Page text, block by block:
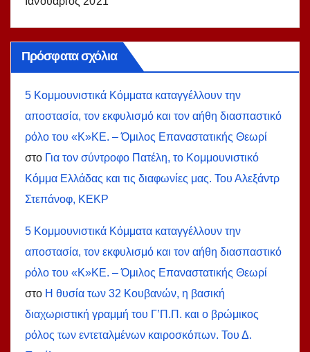
Πρόσφατα σχόλια
5 Κομμουνιστικά Κόμματα καταγγέλλουν την
αποστασία, τον εκφυλισμό και τον αήθη διασπαστικό
ρόλο του «Κ»ΚΕ. – Όμιλος Επαναστατικής Θεωρί
στο Για τον σύντροφο Πατέλη, το Κομμουνιστικό
Κόμμα Ελλάδας και τις διαφωνίες μας. Του Αλεξάντρ
Στεπάνοφ, ΚΕΚΡ
5 Κομμουνιστικά Κόμματα καταγγέλλουν την
αποστασία, τον εκφυλισμό και τον αήθη διασπαστικό
ρόλο του «Κ»ΚΕ. – Όμιλος Επαναστατικής Θεωρί
στο Η θυσία των 32 Κουβανών, η βασική
διαχωριστική γραμμή του Γ’Π.Π. και ο βρώμικος
ρόλος των εντεταλμένων καιροσκόπων. Του Δ.